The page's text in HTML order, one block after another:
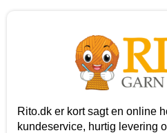
Rito.dk er kort sagt en online
kundeservice, hurtig levering